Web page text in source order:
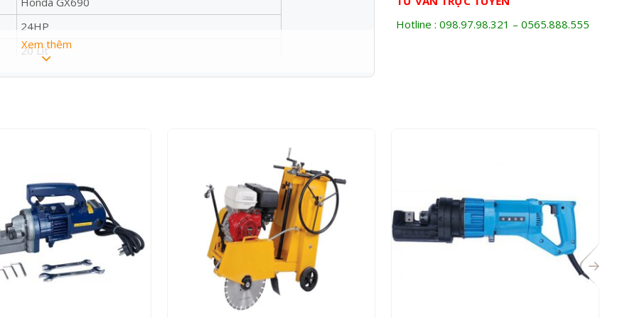
24HP
20 Lít
1.5 Lít
nâng cao hiệu suất làm việc, hiệu quả xây dựng gấp 5-8 lần so
chặt hơn, cải thiện đáng kể mật độ bề mặt bê tông. Hiệu quả xây dựng
Xem thêm
Hotline : 098.97.98.321 – 0565.888.555